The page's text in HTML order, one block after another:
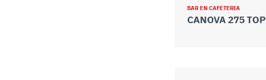
BAR EN CAFETERIA
CANOVA 275 TOP